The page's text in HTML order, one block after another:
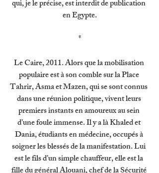
qui, je le précise, est interdit de publication
en Egypte.
*
Le Caire, 2011. Alors que la mobilisation
populaire est à son comble sur la Place
Tahrir, Asma et Mazen, qui se sont connus
dans une réunion politique, vivent leurs
premiers instants en amoureux au sein
d’une foule immense. Il y a là Khaled et
Dania, étudiants en médecine, occupés à
soigner les blessés de la manifestation. Lui
est le fils d’un simple chauffeur, elle est la